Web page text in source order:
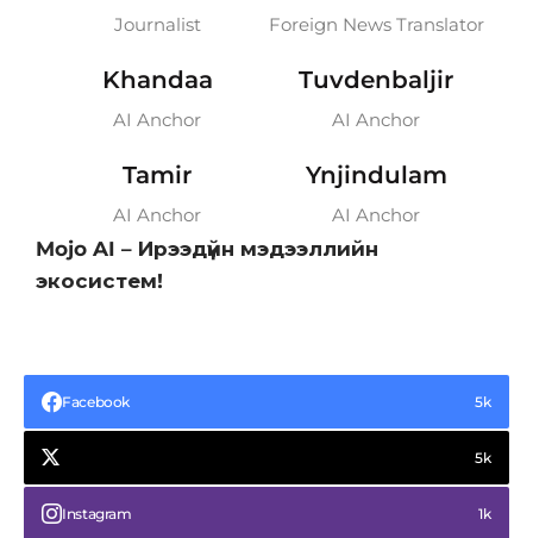
Journalist Foreign News Translator
Khandaa
AI Anchor
Tuvdenbaljir
AI Anchor
Tamir
AI Anchor
Ynjindulam
AI Anchor
Mojo AI – Ирээдүйн мэдээллийн
экосистем!
Facebook 5k
5k
Instagram 1k